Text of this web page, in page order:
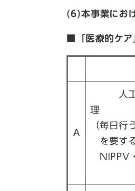
(6)本事業にお
■「医療的ケ
A
人
（毎日行
を要す
NIPPV